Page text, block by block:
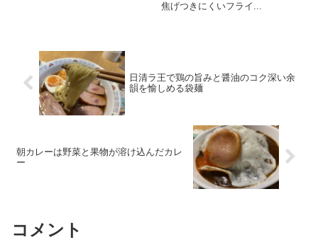
焦げつきにくいフライ...
日清ラ王で鶏の旨みと醤油のコク深い余
韻を愉しめる袋麺
朝カレーは野菜と果物が溶け込んだカレ
ー
コメント